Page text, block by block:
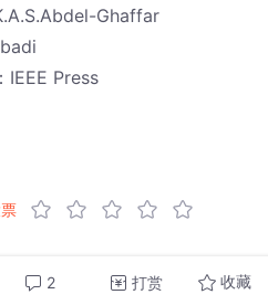
Ghaffar
IEEE Press
2 打赏 收藏